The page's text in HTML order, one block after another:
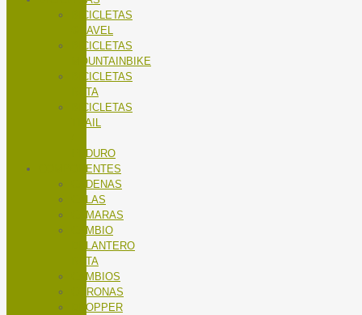
BICICLETAS
GRAVEL
BICICLETAS
MOUNTAINBIKE
BICICLETAS
RUTA
BICICLETAS
TRAIL
ENDURO
COMPONENTES
CADENAS
CALAS
CÁMARAS
CAMBIO
DELANTERO
RUTA
CAMBIOS
CORONAS
DROPPER